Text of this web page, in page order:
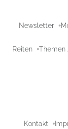
Newsletter
Reiten Themen
Kontakt